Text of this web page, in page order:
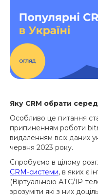
Яку CRM обрати
Особливо це питання
припиненням роботи
видаленням всіх даних
червня 2023 року.
Спробуємо в цілому
CRM-системи, в яких є
(Віртуальною АТС/IP-
зрозуміти які з них